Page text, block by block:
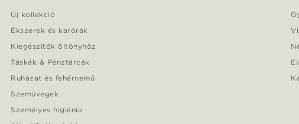
Új kollekció
Ékszerek és karórák
Kiegészítők öltönyhöz
Táskák & Pénztárcák
Ruházat és fehérnemű
Szemüvegek
Személyes higiénia